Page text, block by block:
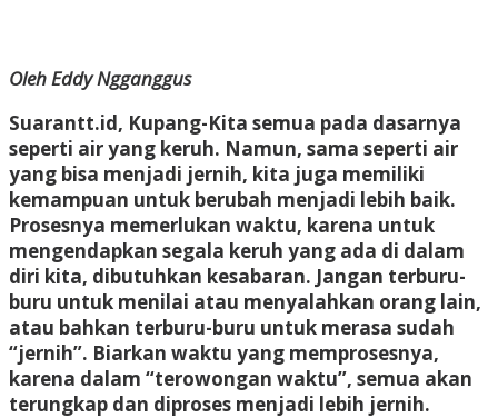
Oleh Eddy Ngganggus
Suarantt.id, Kupang-Kita semua pada dasarnya
seperti air yang keruh. Namun, sama seperti air
yang bisa menjadi jernih, kita juga memiliki
kemampuan untuk berubah menjadi lebih baik.
Prosesnya memerlukan waktu, karena untuk
mengendapkan segala keruh yang ada di dalam
diri kita, dibutuhkan kesabaran. Jangan terburu-
buru untuk menilai atau menyalahkan orang lain,
atau bahkan terburu-buru untuk merasa sudah
“jernih”. Biarkan waktu yang memprosesnya,
karena dalam “terowongan waktu”, semua akan
terungkap dan diproses menjadi lebih jernih.